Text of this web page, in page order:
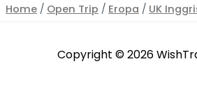
Home / Open Trip / Eropa / UK
Copyright © 2026